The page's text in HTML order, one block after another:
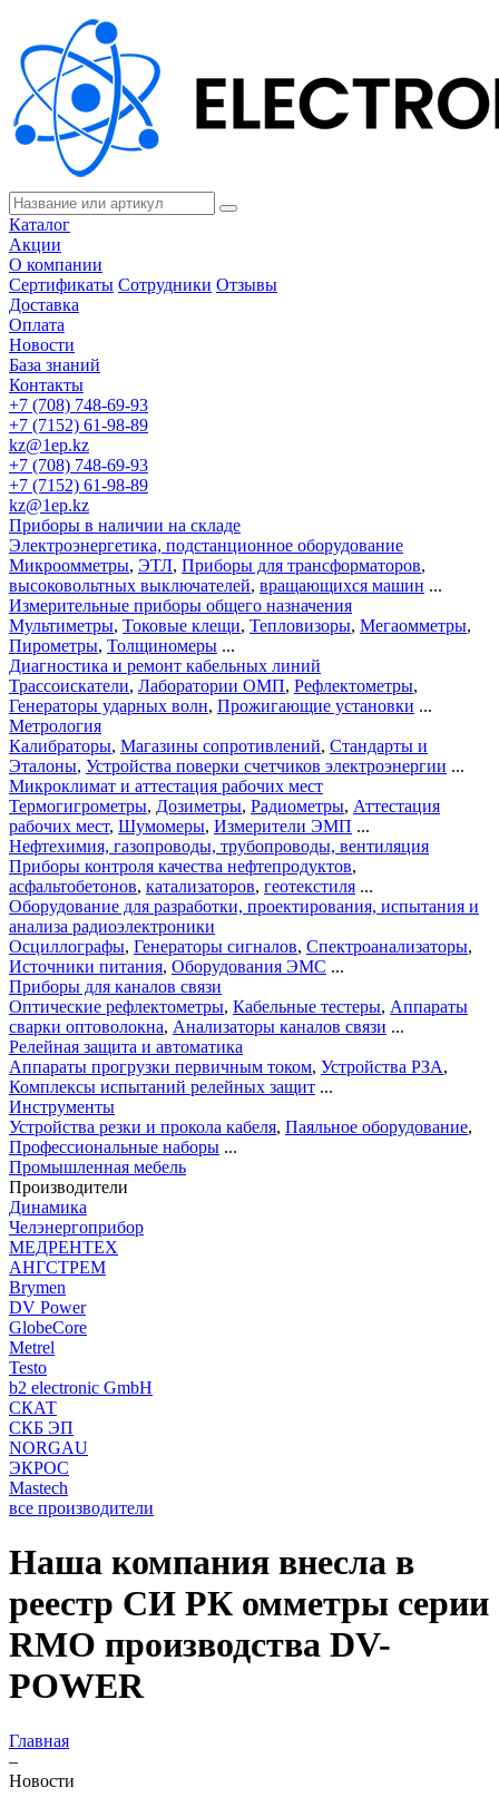
Каталог
Акции
О компании
Сертификаты Сотрудники Отзывы
Доставка
Оплата
Новости
База знаний
Контакты
+7 (708) 748-69-93
+7 (7152) 61-98-89
kz@1ep.kz
+7 (708) 748-69-93
+7 (7152) 61-98-89
kz@1ep.kz
Приборы в наличии на складе
Электроэнергетика, подстанционное оборудование
Микроомметры, ЭТЛ, Приборы для трансформаторов,
высоковольтных выключателей, вращающихся машин ...
Измерительные приборы общего назначения
Мультиметры, Токовые клещи, Тепловизоры, Мегаомметры,
Пирометры, Толщиномеры ...
Диагностика и ремонт кабельных линий
Трассоискатели, Лаборатории ОМП, Рефлектометры,
Генераторы ударных волн, Прожигающие установки ...
Метрология
Калибраторы, Магазины сопротивлений, Стандарты и
Эталоны, Устройства поверки счетчиков электроэнергии ...
Микроклимат и аттестация рабочих мест
Термогигрометры, Дозиметры, Радиометры, Аттестация
рабочих мест, Шумомеры, Измерители ЭМП ...
Нефтехимия, газопроводы, трубопроводы, вентиляция
Приборы контроля качества нефтепродуктов,
асфальтобетонов, катализаторов, геотекстиля ...
Оборудование для разработки, проектирования, испытания и
анализа радиоэлектроники
Осциллографы, Генераторы сигналов, Спектроанализаторы,
Источники питания, Оборудования ЭМС ...
Приборы для каналов связи
Оптические рефлектометры, Кабельные тестеры, Аппараты
сварки оптоволокна, Анализаторы каналов связи ...
Релейная защита и автоматика
Аппараты прогрузки первичным током, Устройства РЗА,
Комплексы испытаний релейных защит ...
Инструменты
Устройства резки и прокола кабеля, Паяльное оборудование,
Профессиональные наборы ...
Промышленная мебель
Производители
Динамика
Челэнергоприбор
МЕДРЕНТЕХ
АНГСТРЕМ
Brymen
DV Power
GlobeCore
Metrel
Testo
b2 electronic GmbH
СКАТ
СКБ ЭП
NORGAU
ЭКРОС
Mastech
все производители
Наша компания внесла в
реестр СИ РК омметры серии
RMO производства DV-
POWER
Главная
–
Новости